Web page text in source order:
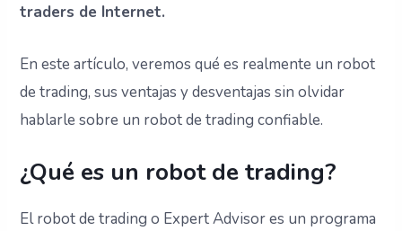
traders de Internet.
En este artículo, veremos qué es realmente un robot
de trading, sus ventajas y desventajas sin olvidar
hablarle sobre un robot de trading confiable.
¿Qué es un robot de trading?
El robot de trading o Expert Advisor es un programa